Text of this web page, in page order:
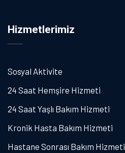
Hizmetlerimiz
Sosyal Aktivite
24 Saat Hemşire Hizmeti
24 Saat Yaşlı Bakım Hizmeti
Kronik Hasta Bakım Hizmeti
Hastane Sonrası Bakım Hizmeti